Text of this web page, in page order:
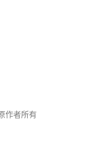
作者所有